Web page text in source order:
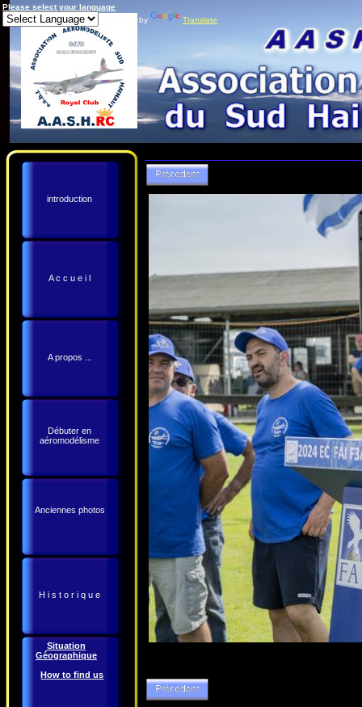
Please select your language
Powered by
Translate
introduction
A c c u e i l
A propos ...
Débuter en
aéromodélisme
Anciennes photos
H i s t o r i q u e
Situation
Géographique
How to find us